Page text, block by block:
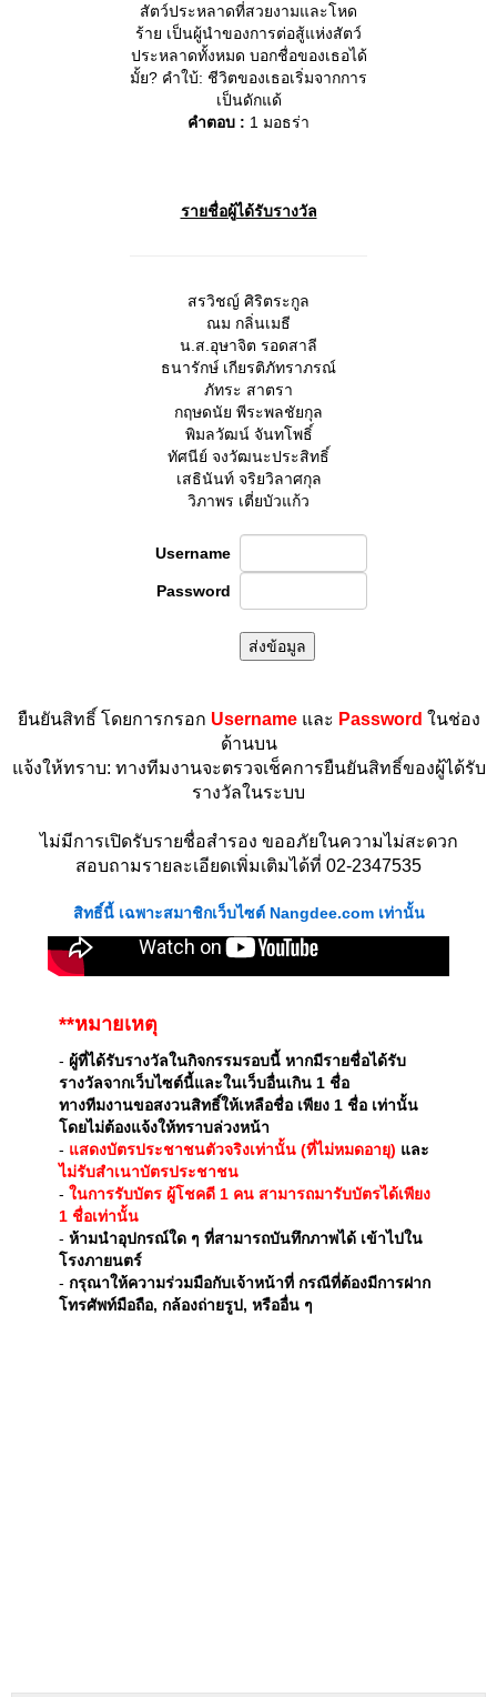
สัตว์ประหลาดที่สวยงามและโหด
ร้าย เป็นผู้นำของการต่อสู้แห่งสัตว์
ประหลาดทั้งหมด บอกชื่อของเธอได้
มั้ย? คำใบ้: ชีวิตของเธอเริ่มจากการ
เป็นดักแด้
คำตอบ : 1 มอธร่า
รายชื่อผู้ได้รับรางวัล
สรวิชญ์ ศิริตระกูล
ณม กลิ่นเมธี
น.ส.อุษาจิต รอดสาลี
ธนารักษ์ เกียรติภัทราภรณ์
ภัทระ สาตรา
กฤษดนัย พีระพลชัยกุล
พิมลวัฒน์ จันทโพธิ์
ทัศนีย์ จงวัฒนะประสิทธิ์
เสธินันท์ จริยวิลาศกุล
วิภาพร เตี่ยบัวแก้ว
Username
Password
ยืนยันสิทธิ์ โดยการกรอก Usernameและ Password ในช่อง
ด้านบน
แจ้งให้ทราบ: ทางทีมงานจะตรวจเช็คการยืนยันสิทธิ์ของผู้ได้รับ
รางวัลในระบบ
ไม่มีการเปิดรับรายชื่อสำรอง ขออภัยในความไม่สะดวก
สอบถามรายละเอียดเพิ่มเติมได้ที่ 02-2347535
สิทธิ์นี้ เฉพาะสมาชิกเว็บไซต์ Nangdee.com เท่านั้น
**หมายเหตุ
- ผู้ที่ได้รับรางวัลในกิจกรรมรอบนี้ หากมีรายชื่อได้รับ
รางวัลจากเว็บไซต์นี้และในเว็บอื่นเกิน 1 ชื่อ
ทางทีมงานขอสงวนสิทธิ์ให้เหลือชื่อ เพียง 1 ชื่อ เท่านั้น
โดยไม่ต้องแจ้งให้ทราบล่วงหน้า
- แสดงบัตรประชาชนตัวจริงเท่านั้น (ที่ไม่หมดอายุ) และ
ไม่รับสำเนาบัตรประชาชน
- ในการรับบัตร ผู้โชคดี 1 คน สามารถมารับบัตรได้เพียง
1 ชื่อเท่านั้น
- ห้ามนำอุปกรณ์ใด ๆ ที่สามารถบันทึกภาพได้ เข้าไปใน
โรงภายนตร์
- กรุณาให้ความร่วมมือกับเจ้าหน้าที่ กรณีที่ต้องมีการฝาก
โทรศัพท์มือถือ, กล้องถ่ายรูป, หรืออื่น ๆ